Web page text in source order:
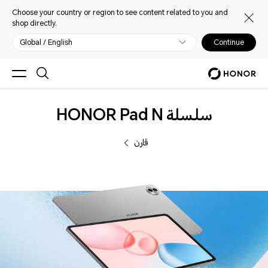
Choose your country or region to see content related to you and
shop directly.
Global / English Continue
Tabletsسلسلة HONOR Pad N
قارن